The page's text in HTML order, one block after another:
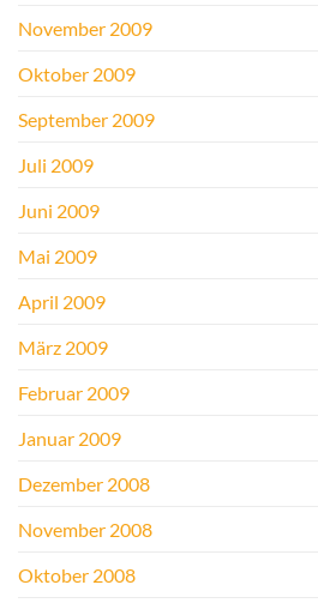
November 2009
Oktober 2009
September 2009
Juli 2009
Juni 2009
Mai 2009
April 2009
März 2009
Februar 2009
Januar 2009
Dezember 2008
November 2008
Oktober 2008